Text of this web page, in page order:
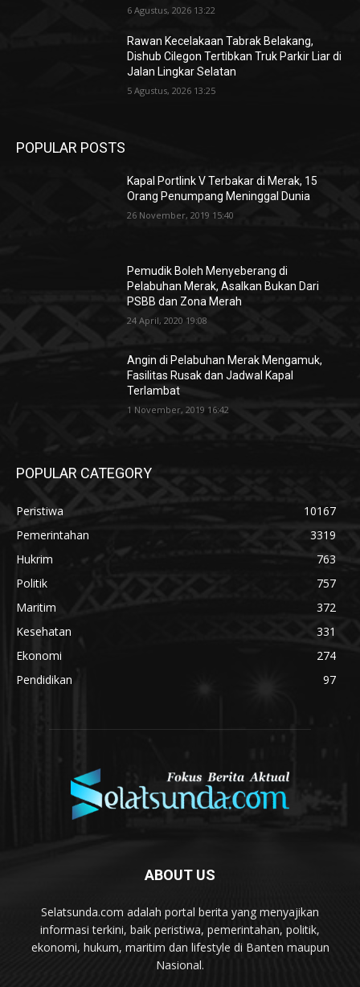
6 Agustus, 2026 13:22
Rawan Kecelakaan Tabrak Belakang,
Dishub Cilegon Tertibkan Truk Parkir Liar di
Jalan Lingkar Selatan
5 Agustus, 2026 13:25
POPULAR POSTS
Kapal Portlink V Terbakar di Merak, 15
Orang Penumpang Meninggal Dunia
26 November, 2019 15:40
Pemudik Boleh Menyeberang di
Pelabuhan Merak, Asalkan Bukan Dari
PSBB dan Zona Merah
24 April, 2020 19:08
Angin di Pelabuhan Merak Mengamuk,
Fasilitas Rusak dan Jadwal Kapal
Terlambat
1 November, 2019 16:42
POPULAR CATEGORY
Peristiwa
10167
Pemerintahan
3319
Hukrim
763
Politik
757
Maritim
372
Kesehatan
331
Ekonomi
274
Pendidikan
97
ABOUT US
Selatsunda.com adalah portal berita yang menyajikan
informasi terkini, baik peristiwa, pemerintahan, politik,
ekonomi, hukum, maritim dan lifestyle di Banten maupun
Nasional.